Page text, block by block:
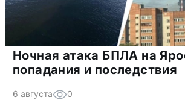
Ночная атака БПЛА на
попадания и последствия
6 августа 0